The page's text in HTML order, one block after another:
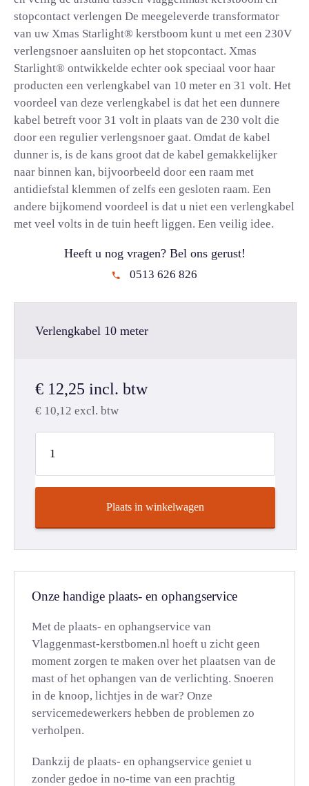
stopcontact verlengen De meegeleverde transformator
van uw Xmas Starlight® kerstboom kunt u met een 230V
verlengsnoer aansluiten op het stopcontact. Xmas
Starlight® ontwikkelde echter ook speciaal voor haar
producten een verlengkabel van 10 meter en 31 volt. Het
voordeel van deze verlengkabel is dat het een dunnere
kabel betreft voor 31 volt in plaats van de 230 volt die
door een regulier verlengsnoer gaat. Omdat de kabel
dunner is, is de kans groot dat de kabel gemakkelijker
naar binnen kan, bijvoorbeeld door een raam met
antidiefstal klemmen of zelfs een gesloten raam. Een
andere bijkomend voordeel is dat u niet een verlengkabel
met veel volts in de tuin heeft liggen. Een veilig idee.
Heeft u nog vragen? Bel ons gerust!
0513 626 826
Verlengkabel 10 meter
€ 12,25 incl. btw
€ 10,12 excl. btw
Plaats in winkelwagen
Onze handige plaats- en ophangservice
Met de plaats- en ophangservice van
Vlaggenmast-kerstbomen.nl hoeft u zicht geen
moment zorgen te maken over het plaatsen van de
mast of het ophangen van de verlichting. Snoeren
in de knoop, lichtjes in de war? Onze
servicemedewerkers hebben de problemen zo
verholpen.
Dankzij de plaats- en ophangservice geniet u
zonder gedoe in no-time van een prachtig